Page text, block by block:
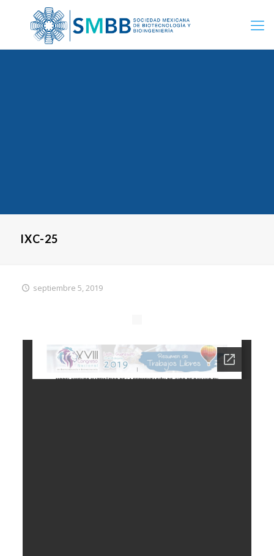
IXC-25
septiembre 5, 2019